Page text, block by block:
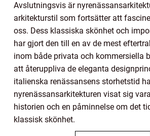
Avslutningsvis är
arkitekturstil som fortsätter att
oss. Dess klassiska skönhet och
har gjort den till en av de mest
inom både privata och kommersiella
att återuppliva de eleganta
italienska renässansens storhetstid
nyrenässansarkitekturen visat sig
historien och en påminnelse om det
klassisk skönhet.